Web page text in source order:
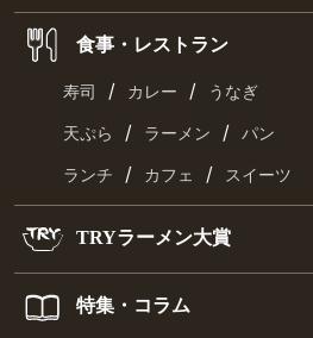
食事・レストラン
寿司 / カレー / うなぎ
天ぷら / ラーメン / パン
ランチ / カフェ / スイーツ
TRYラーメン大賞
特集・コラム